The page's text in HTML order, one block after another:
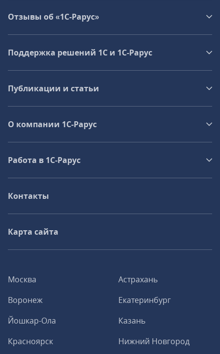
Москва
Астрахань
Воронеж
Екатеринбург
Йошкар-Ола
Казань
Красноярск
Нижний Новгород
Отзывы об «1С-Рарус»
Поддержка решений 1С и 1С‑Рарус
Публикации и статьи
О компании 1C-Рарус
Работа в 1С‑Рарус
Контакты
Карта сайта